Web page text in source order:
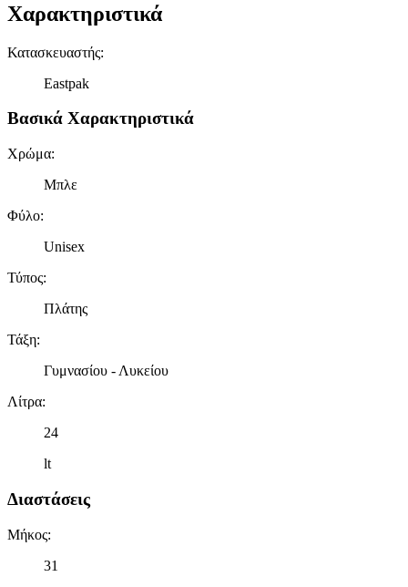
Χαρακτηριστικά
Κατασκευαστής:
Eastpak
Βασικά Χαρακτηριστικά
Χρώμα:
Μπλε
Φύλο:
Unisex
Τύπος:
Πλάτης
Τάξη:
Γυμνασίου - Λυκείου
Λίτρα:
24
lt
Διαστάσεις
Μήκος:
31